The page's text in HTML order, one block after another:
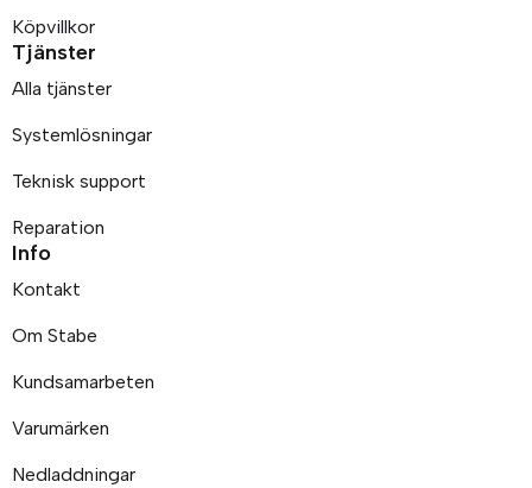
Köpvillkor
Tjänster
Alla tjänster
Systemlösningar
Teknisk support
Reparation
Info
Kontakt
Om Stabe
Kundsamarbeten
Varumärken
Nedladdningar